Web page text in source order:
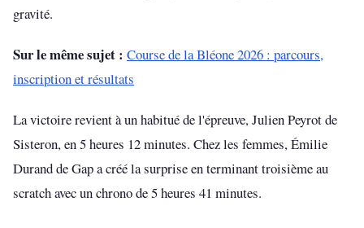
gravité.
Sur le même sujet : Course de la Bléone 2026 : parcours,
inscription et résultats
La victoire revient à un habitué de l'épreuve, Julien Peyrot de
Sisteron, en 5 heures 12 minutes. Chez les femmes, Émilie
Durand de Gap a créé la surprise en terminant troisième au
scratch avec un chrono de 5 heures 41 minutes.